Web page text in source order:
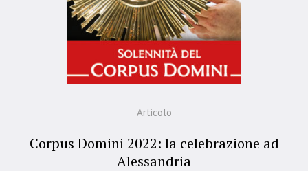
Articolo
Corpus Domini 2022: la celebrazione ad
Alessandria